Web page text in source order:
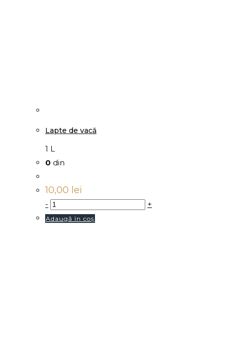
Lapte de vacă
1 L
0 din
10,00 lei
- +
Adaugă în coș